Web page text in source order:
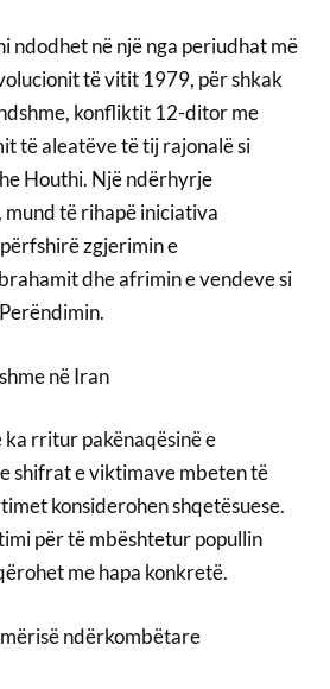
ndodhet në një nga periudhat më
të vitit 1979, për shkak
konfliktit 12-ditor me
të aleatëve të tij rajonalë si
Houthi. Një ndërhyrje
të rihapë iniciativa
zgjerimin e
dhe afrimin e vendeve si
në Iran
rritur pakënaqësinë e
shifrat e viktimave mbeten të
konsiderohen shqetësuese.
për të mbështetur popullin
me hapa konkretë.
ndërkombëtare